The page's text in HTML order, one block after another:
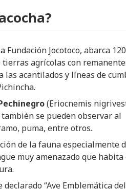
Jocotoco, abarca
agrícolas con
las acantilados y líneas de
(Eriocnemis
se pueden observar al
puma, entre otros.
de la fauna especialmente
muy amenazado que habita
“Ave Emblemática del